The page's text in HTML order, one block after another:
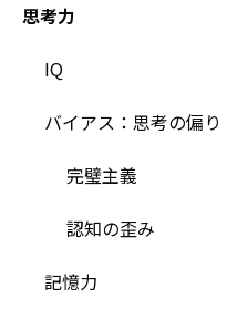
思考力
IQ
バイアス：思考の偏り
完璧主義
認知の歪み
記憶力